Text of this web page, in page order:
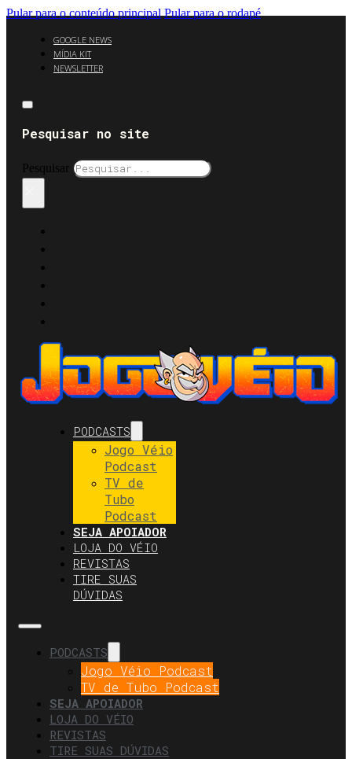
Pular para o conteúdo principal Pular para o rodapé
GOOGLE NEWS
MÍDIA KIT
NEWSLETTER
Pesquisar no site
Pesquisar
PODCASTS
Jogo Véio
Podcast
TV de
Tubo
Podcast
SEJA APOIADOR
LOJA DO VÉIO
REVISTAS
TIRE SUAS
DÚVIDAS
PODCASTS
Jogo Véio Podcast
TV de Tubo Podcast
SEJA APOIADOR
LOJA DO VÉIO
REVISTAS
TIRE SUAS DÚVIDAS